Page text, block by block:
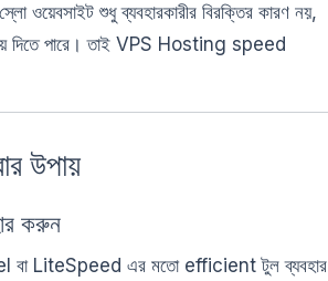
ওয়েবসাইট শুধু ব্যবহারকারীর বিরক্তির কারণ নয়,
পারে। তাই VPS Hosting speed
উপায়
করুন
LiteSpeed এর মতো efficient টুল ব্যবহার